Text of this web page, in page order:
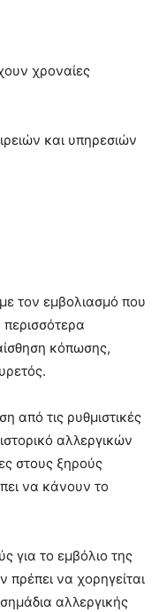
χροναίες
και υπηρεσιών
τον εμβολιασμό που
περισσότερα
κόπωσης,
από τις ρυθμιστικές
αλλεργικών
στους ξηρούς
να κάνουν το
για το εμβόλιο της
πρέπει να χορηγείται
αλλεργικής